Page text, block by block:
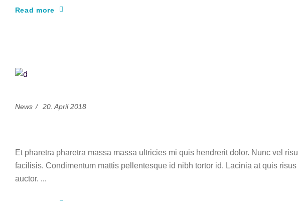
Read more
News 20. April 2018
Et pharetra pharetra massa massa ultricies mi quis hendrerit dolor. Nunc vel
facilisis. Condimentum mattis pellentesque id nibh tortor id. Lacinia at quis
auctor.